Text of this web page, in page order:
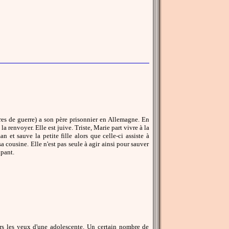
de guerre) a son père prisonnier en Allemagne. En
renvoyer. Elle est juive. Triste, Marie part vivre à la
et sauve la petite fille alors que celle-ci assiste à
cousine. Elle n'est pas seule à agir ainsi pour sauver
les yeux d'une adolescente. Un certain nombre de